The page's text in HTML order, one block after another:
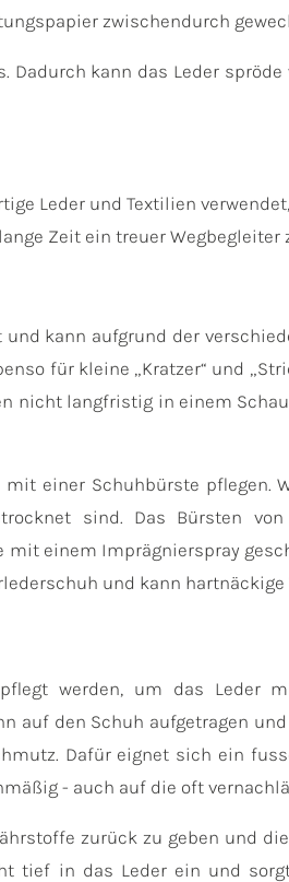
zwischendurch
kann das Leder
Leder und Textilien
Zeit ein treuer Wegbegleiter
kann aufgrund der
für kleine „Kratzer“ und
langfristig in einem
einer Schuhbürste pflegen.
sind. Das Bürsten
einem Imprägnierspray
und kann
werden, um das Leder
auf den Schuh aufgetragen
Dafür eignet sich ein
- auch auf die oft
zurück zu geben und
tief in das Leder ein und